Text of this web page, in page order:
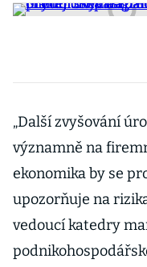
„Další zvyšování
významně na
ekonomika by se
upozorňuje na
vedoucí katedry